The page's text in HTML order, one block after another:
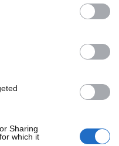
Sharing
which it
città del
attività.
in tempo a
a tante
tempo reale –
su